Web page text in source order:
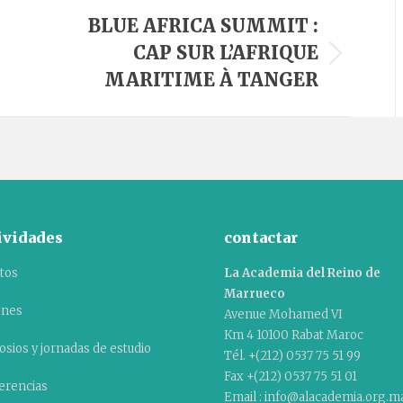
siguiente:
BLUE AFRICA SUMMIT :
CAP SUR L’AFRIQUE
MARITIME À TANGER
y jornadas de estudio
contactar
La Academia del Reino de
Marrueco
Avenue Mohamed VI
Km 4 10100 Rabat Maroc
Tél. +(212) 0537 75 51 99
Fax +(212) 0537 75 51 01
Email :